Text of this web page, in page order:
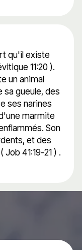
qu'il existe
11:20 ).
un animal
sa gueule, des
ses narines
marmite
Son
et des
41:19-21 ) .